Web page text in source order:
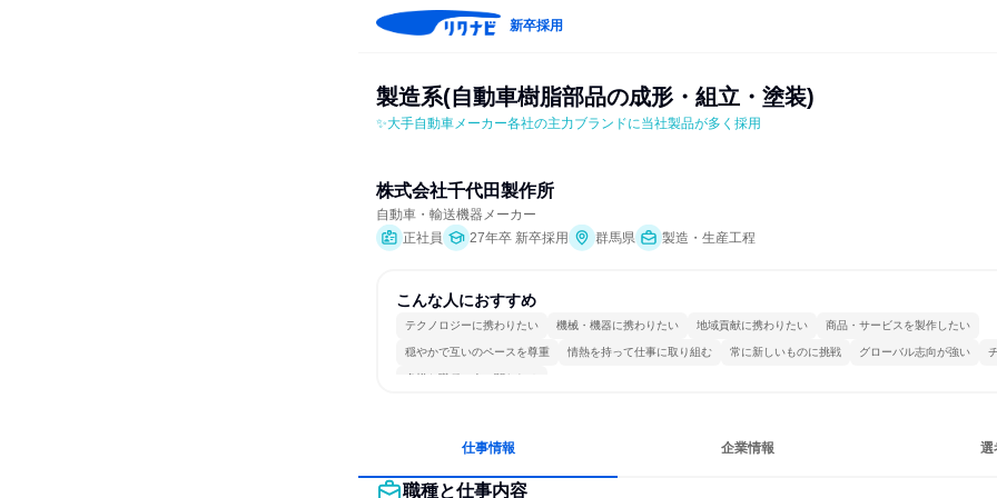
新卒採用
製造系(自動車樹脂部品の成形・組立・塗装)
✨大手自動車メーカー各社の主力ブランドに当社製品が多く採用
株式会社千代田製作所
自動車・輸送機器メーカー
正社員
27年卒 新卒採用 群馬県 製造・生産工程
こんな人におすすめ
テクノロジーに携わりたい 機械・機器に携わりたい 地域貢献に携わりたい 商品・サービスを製作したい
穏やかで互いのペースを尊重 情熱を持って仕事に取り組む 常に新しいものに挑戦 グローバル志向が強い
多様な職種の人と関われる
仕事情報 企業情報 選
職種と仕事内容